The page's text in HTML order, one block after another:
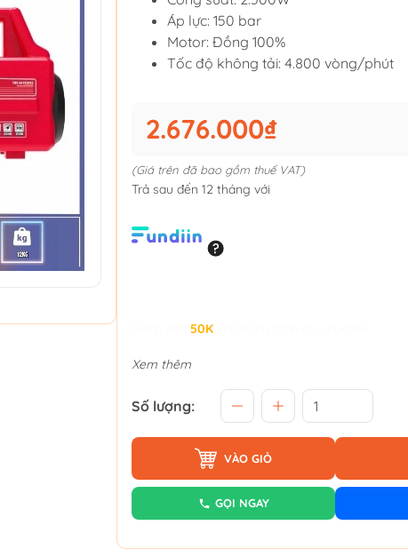
Áp lực: 150 bar
Motor: Đồng 100%
Tốc độ không tải: 4.800 vòng/phút
2.676.000₫
(Giá trên đã bao gồm thuế VAT)
Trả sau đến 12 tháng với
50K
Xem thêm
Số lượng:
VÀO GIỎ
GỌI NGAY